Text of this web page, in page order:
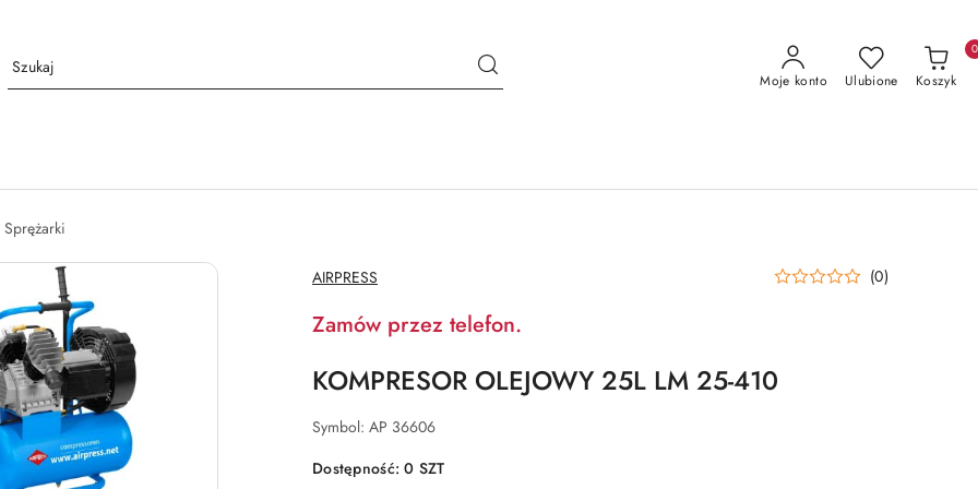
Moje konto Ulubione Koszyk
0
Sprężarki
NAZWA
PRODUCENTA:
AIRPRESS (0)
Zamów przez telefon.
KOMPRESOR OLEJOWY 25L LM 25-410
Symbol: AP 36606
Dostępność:0 SZT